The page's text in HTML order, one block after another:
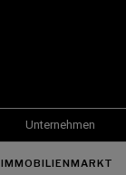
Unternehmen
IMMOBILIENMARKT